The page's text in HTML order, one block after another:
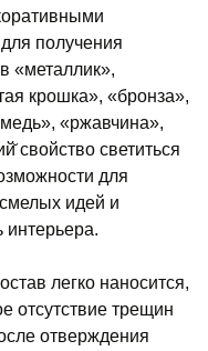
получения
«металлик»,
крошка», «бронза»,
«ржавчина»,
свойство светиться
для
идей и
интерьера.
легко наносится,
отсутствие трещин
отверждения